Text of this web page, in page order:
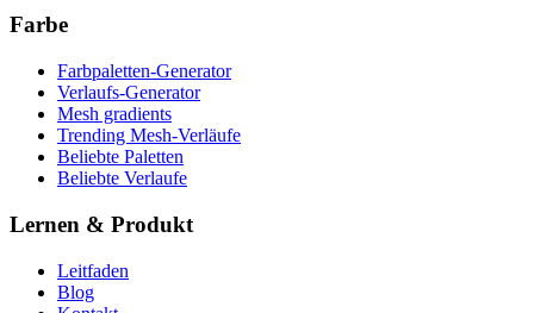
Farbe
Farbpaletten-Generator
Verlaufs-Generator
Mesh gradients
Trending Mesh-Verläufe
Beliebte Paletten
Beliebte Verlaufe
Lernen & Produkt
Leitfaden
Blog